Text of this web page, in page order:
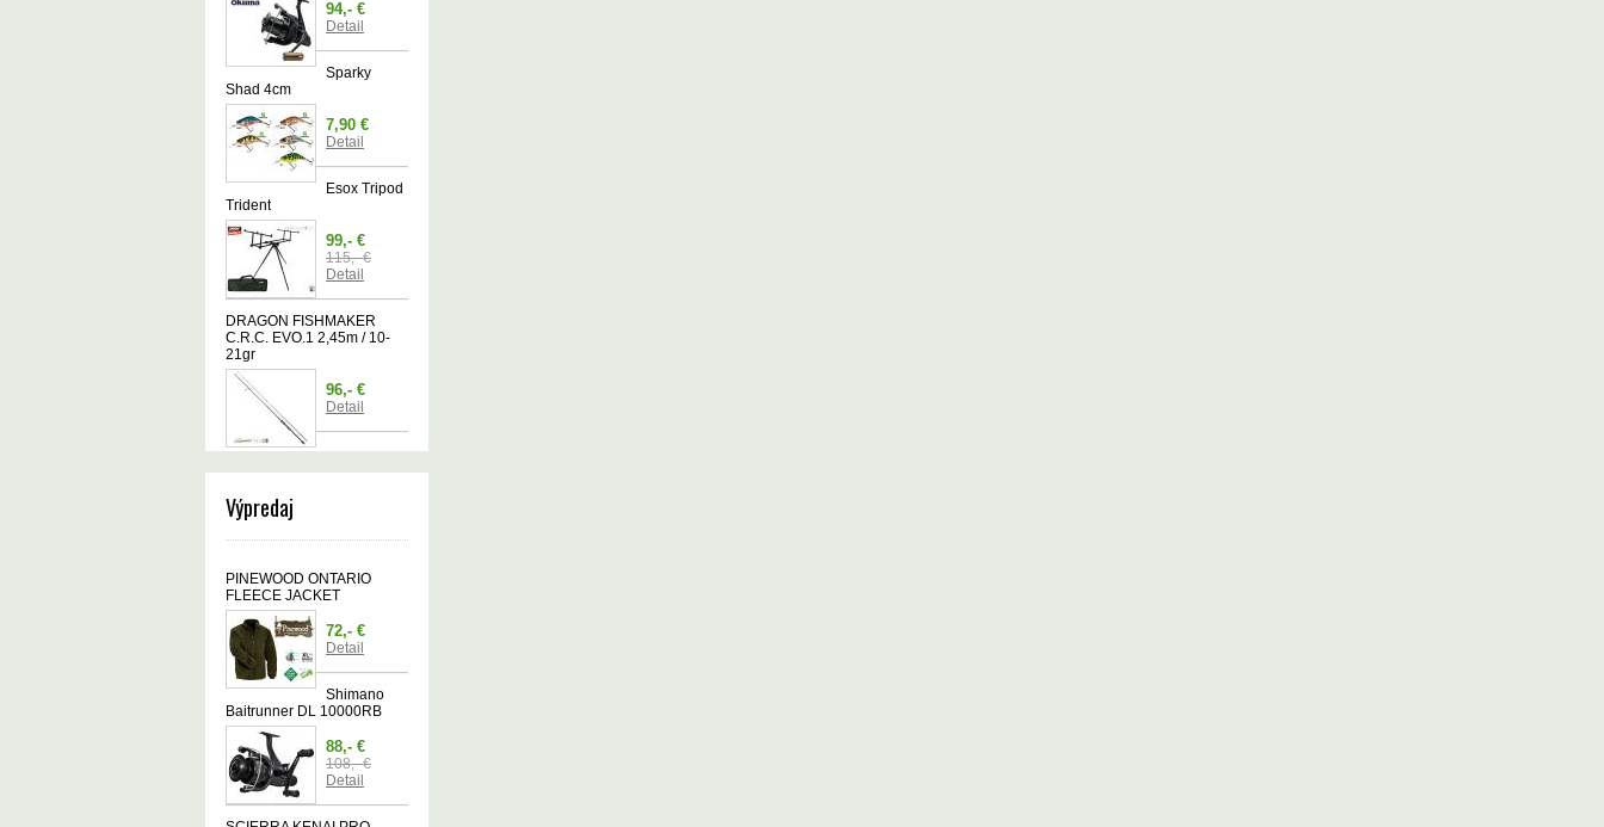
94,- €
Detail
Sparky
Shad 4cm
7,90 €
Detail
Esox Tripod
Trident
99,- €
115,- €
Detail
DRAGON FISHMAKER
C.R.C. EVO.1 2,45m / 10-
21gr
96,- €
Detail
Výpredaj
PINEWOOD ONTARIO
FLEECE JACKET
72,- €
Detail
Shimano
Baitrunner DL 10000RB
88,- €
108,- €
Detail